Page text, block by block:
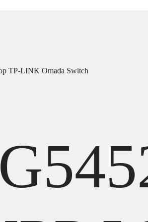
TP-LINK Omada Switch